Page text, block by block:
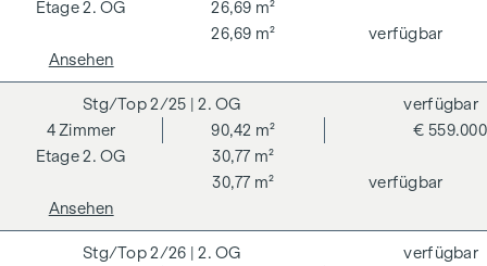
Zimmer 2 (ca. 12,8 m²) mit Ausgang auf den Balkon
Zimmer 3 (ca. 12,6 m²) mit Schrankraum (ca. 3,8 m²)
Balkon (ca. 49,58 m²)
Ebenso gehört ein Kellerabteil (ca. 4,62 m²) zu der
Wohnung.
Weitere Infos unter
2. OG
26,69 m²
26,69 m²
verfügbar
Ansehen
2/25 | 2. OG
2. OG
4 Zimmer
90,42 m²
30,77 m²
30,77 m²
€ 559.000
verfügbar
verfügbar
Ansehen
2/26 | 2. OG verfügbar